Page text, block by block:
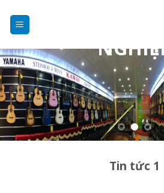
content
Tin tức 1